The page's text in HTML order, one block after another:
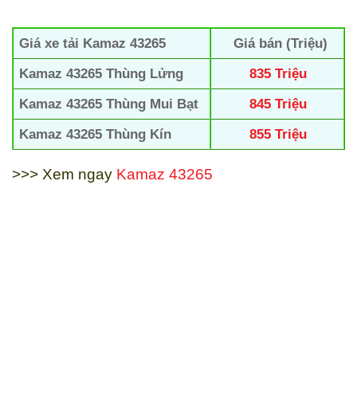
Giá xe tải Kamaz 43265
Giá bán (Triệu)
Kamaz 43265Thùng Lửng
835 Triệu
Kamaz 43265 Thùng Mui Bạt
845 Triệu
Kamaz 43265 Thùng Kín
855 Triệu
>>> Xem ngay Kamaz 43265